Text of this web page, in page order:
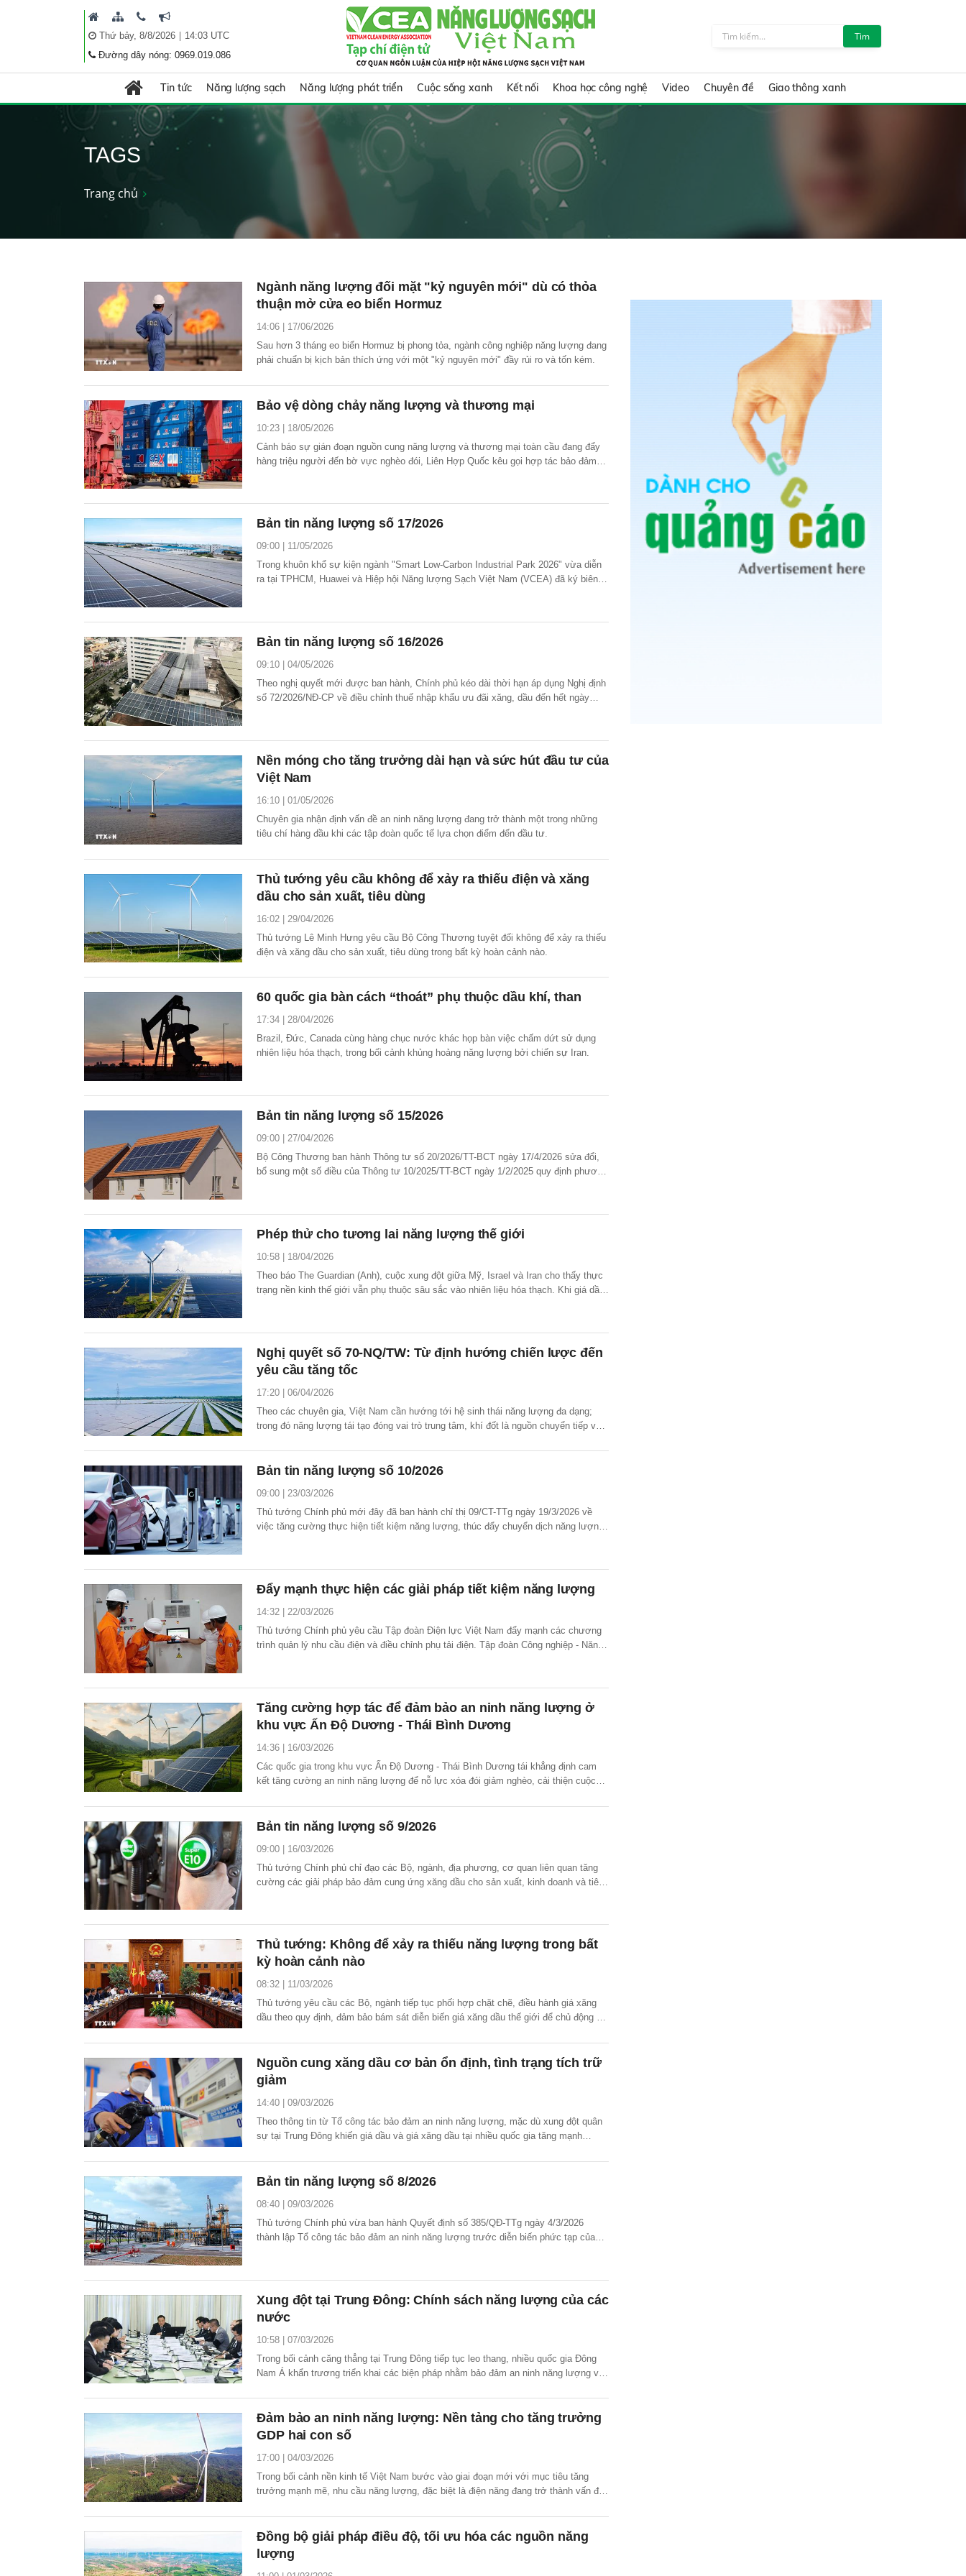
Thứ bảy, 8/8/2026| 14:03 UTC
Đường dây nóng: 0969.019.086
Tìm
Tin tức Năng lượng sạch Năng lượng phát triển Cuộc sống xanh Kết nối Khoa học công nghệ Video Chuyên đề Giao thông xanh
TAGS
Trang chủ
Ngành năng lượng đối mặt "kỷ nguyên mới" dù có thỏa
thuận mở cửa eo biển Hormuz
14:06 | 17/06/2026
Sau hơn 3 tháng eo biển Hormuz bị phong tỏa, ngành công nghiệp năng lượng đang
phải chuẩn bị kịch bản thích ứng với một "kỷ nguyên mới" đầy rủi ro và tốn kém.
Bảo vệ dòng chảy năng lượng và thương mại
10:23 | 18/05/2026
Cảnh báo sự gián đoạn nguồn cung năng lượng và thương mại toàn cầu đang đẩy
hàng triệu người đến bờ vực nghèo đói, Liên Hợp Quốc kêu gọi hợp tác bảo đảm
Bản tin năng lượng số 17/2026
09:00 | 11/05/2026
Trong khuôn khổ sự kiện ngành "Smart Low-Carbon Industrial Park 2026" vừa diễn
ra tại TPHCM, Huawei và Hiệp hội Năng lượng Sạch Việt Nam (VCEA) đã ký biên
Bản tin năng lượng số 16/2026
09:10 | 04/05/2026
Theo nghị quyết mới được ban hành, Chính phủ kéo dài thời hạn áp dụng Nghị định
số 72/2026/NĐ-CP về điều chỉnh thuế nhập khẩu ưu đãi xăng, dầu đến hết ngày
Nền móng cho tăng trưởng dài hạn và sức hút đầu tư của
Việt Nam
16:10 | 01/05/2026
Chuyên gia nhận định vấn đề an ninh năng lượng đang trở thành một trong những
tiêu chí hàng đầu khi các tập đoàn quốc tế lựa chọn điểm đến đầu tư.
Thủ tướng yêu cầu không để xảy ra thiếu điện và xăng
dầu cho sản xuất, tiêu dùng
16:02 | 29/04/2026
Thủ tướng Lê Minh Hưng yêu cầu Bộ Công Thương tuyệt đối không để xảy ra thiếu
điện và xăng dầu cho sản xuất, tiêu dùng trong bất kỳ hoàn cảnh nào.
60 quốc gia bàn cách “thoát” phụ thuộc dầu khí, than
17:34 | 28/04/2026
Brazil, Đức, Canada cùng hàng chục nước khác họp bàn việc chấm dứt sử dụng
nhiên liệu hóa thạch, trong bối cảnh khủng hoảng năng lượng bởi chiến sự Iran.
Bản tin năng lượng số 15/2026
09:00 | 27/04/2026
Bộ Công Thương ban hành Thông tư số 20/2026/TT-BCT ngày 17/4/2026 sửa đổi,
bổ sung một số điều của Thông tư 10/2025/TT-BCT ngày 1/2/2025 quy định phương
Phép thử cho tương lai năng lượng thế giới
10:58 | 18/04/2026
Theo báo The Guardian (Anh), cuộc xung đột giữa Mỹ, Israel và Iran cho thấy thực
trạng nền kinh thế giới vẫn phụ thuộc sâu sắc vào nhiên liệu hóa thạch. Khi giá dầu
Nghị quyết số 70-NQ/TW: Từ định hướng chiến lược đến
yêu cầu tăng tốc
17:20 | 06/04/2026
Theo các chuyên gia, Việt Nam cần hướng tới hệ sinh thái năng lượng đa dạng;
trong đó năng lượng tái tạo đóng vai trò trung tâm, khí đốt là nguồn chuyển tiếp và
Bản tin năng lượng số 10/2026
09:00 | 23/03/2026
Thủ tướng Chính phủ mới đây đã ban hành chỉ thị 09/CT-TTg ngày 19/3/2026 về
việc tăng cường thực hiện tiết kiệm năng lượng, thúc đẩy chuyển dịch năng lượng
Đẩy mạnh thực hiện các giải pháp tiết kiệm năng lượng
14:32 | 22/03/2026
Thủ tướng Chính phủ yêu cầu Tập đoàn Điện lực Việt Nam đẩy mạnh các chương
trình quản lý nhu cầu điện và điều chỉnh phụ tải điện. Tập đoàn Công nghiệp - Năng
Tăng cường hợp tác để đảm bảo an ninh năng lượng ở
khu vực Ấn Độ Dương - Thái Bình Dương
14:36 | 16/03/2026
Các quốc gia trong khu vực Ấn Độ Dương - Thái Bình Dương tái khẳng định cam
kết tăng cường an ninh năng lượng để nỗ lực xóa đói giảm nghèo, cải thiện cuộc
Bản tin năng lượng số 9/2026
09:00 | 16/03/2026
Thủ tướng Chính phủ chỉ đạo các Bộ, ngành, địa phương, cơ quan liên quan tăng
cường các giải pháp bảo đảm cung ứng xăng dầu cho sản xuất, kinh doanh và tiêu
Thủ tướng: Không để xảy ra thiếu năng lượng trong bất
kỳ hoàn cảnh nào
08:32 | 11/03/2026
Thủ tướng yêu cầu các Bộ, ngành tiếp tục phối hợp chặt chẽ, điều hành giá xăng
dầu theo quy định, đảm bảo bám sát diễn biến giá xăng dầu thế giới để chủ động có
Nguồn cung xăng dầu cơ bản ổn định, tình trạng tích trữ
giảm
14:40 | 09/03/2026
Theo thông tin từ Tổ công tác bảo đảm an ninh năng lượng, mặc dù xung đột quân
sự tại Trung Đông khiến giá dầu và giá xăng dầu tại nhiều quốc gia tăng mạnh
cung, ổn định thị trường trong nước.
Bản tin năng lượng số 8/2026
08:40 | 09/03/2026
Thủ tướng Chính phủ vừa ban hành Quyết định số 385/QĐ-TTg ngày 4/3/2026
thành lập Tổ công tác bảo đảm an ninh năng lượng trước diễn biến phức tạp của
Xung đột tại Trung Đông: Chính sách năng lượng của các
nước
10:58 | 07/03/2026
Trong bối cảnh căng thẳng tại Trung Đông tiếp tục leo thang, nhiều quốc gia Đông
Nam Á khẩn trương triển khai các biện pháp nhằm bảo đảm an ninh năng lượng và
Đảm bảo an ninh năng lượng: Nền tảng cho tăng trưởng
GDP hai con số
17:00 | 04/03/2026
Trong bối cảnh nền kinh tế Việt Nam bước vào giai đoạn mới với mục tiêu tăng
trưởng mạnh mẽ, nhu cầu năng lượng, đặc biệt là điện năng đang trở thành vấn đề
Đồng bộ giải pháp điều độ, tối ưu hóa các nguồn năng
lượng